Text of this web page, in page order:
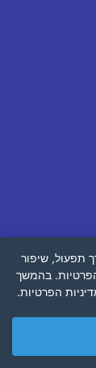
תפעול, שיפור
בהמשך
הפרטיות.